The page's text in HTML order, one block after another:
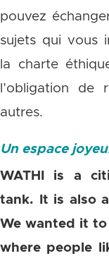
pouvez
sujets qui vous
la charte
l’obligation de
autres.
Unespace
WATHI is a
tank. It is also
We wanted it
where people